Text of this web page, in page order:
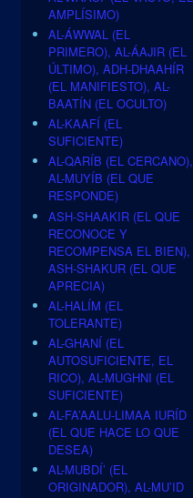
AMPLÍSIMO)
AL-ÁWWAL (EL
PRIMERO), AL-ÁAJIR (EL
ÚLTIMO), ADH-DHAAHÍR
(EL MANIFIESTO), AL-
BAATÍN (EL OCULTO)
AL-KAAFÍ (EL
SUFICIENTE)
AL-QARÍB (EL CERCANO),
AL-MUYÍB (EL QUE
RESPONDE)
ASH-SHAAKIR (EL QUE
RECONOCE Y
RECOMPENSA EL BIEN),
ASH-SHAKUR (EL QUE
APRECIA)
AL-HALÍM (EL
TOLERANTE)
AL-GHANÍ (EL
AUTOSUFICIENTE, EL
RICO), AL-MUGHNI (EL
SUFICIENTE)
AL-FA’AALU-LIMAA IURÍD
(EL QUE HACE LO QUE
DESEA)
AL-MUBDÍ’ (EL
ORIGINADOR), AL-MU’ID